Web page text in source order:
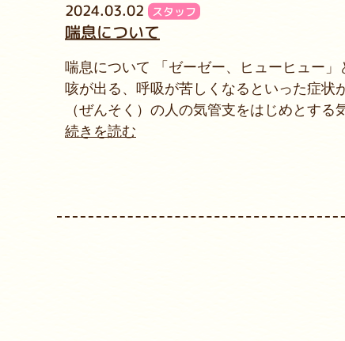
2024.03.02 スタッフ
喘息について
喘息について 「ゼーゼー、ヒューヒュー
咳が出る、呼吸が苦しくなるといった症状
（ぜんそく）の人の気管支をはじめとす
続きを読む